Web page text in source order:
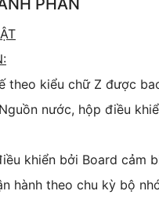
PHẦN
theo kiểu chữ Z được
nước, hộp điều
khiển bởi Board cảm
hành theo chu kỳ bộ